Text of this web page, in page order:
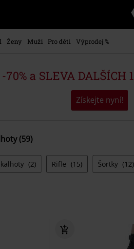
Ženy Muži Pro děti Výprodej %
a SLEVA DALŠÍCH
Získejte nyní!
(59)
(2) Rifle (15) Šortky (12)